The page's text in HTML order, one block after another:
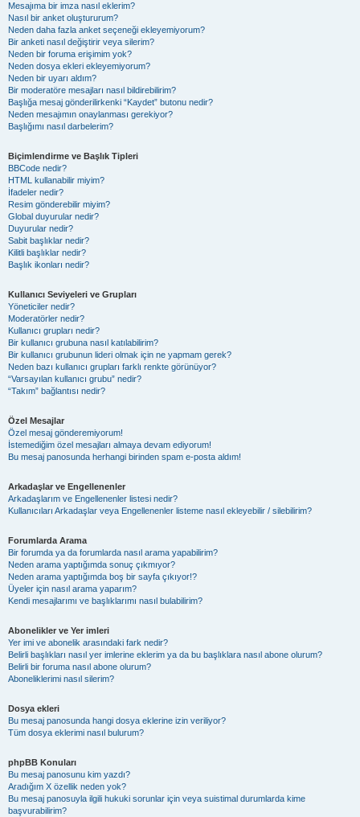
Mesajıma bir imza nasıl eklerim?
Nasıl bir anket oluştururum?
Neden daha fazla anket seçeneği ekleyemiyorum?
Bir anketi nasıl değiştirir veya silerim?
Neden bir foruma erişimim yok?
Neden dosya ekleri ekleyemiyorum?
Neden bir uyarı aldım?
Bir moderatöre mesajları nasıl bildirebilirim?
Başlığa mesaj gönderilirkenki “Kaydet” butonu nedir?
Neden mesajımın onaylanması gerekiyor?
Başlığımı nasıl darbelerim?
Biçimlendirme ve Başlık Tipleri
BBCode nedir?
HTML kullanabilir miyim?
İfadeler nedir?
Resim gönderebilir miyim?
Global duyurular nedir?
Duyurular nedir?
Sabit başlıklar nedir?
Kilitli başlıklar nedir?
Başlık ikonları nedir?
Kullanıcı Seviyeleri ve Grupları
Yöneticiler nedir?
Moderatörler nedir?
Kullanıcı grupları nedir?
Bir kullanıcı grubuna nasıl katılabilirim?
Bir kullanıcı grubunun lideri olmak için ne yapmam gerek?
Neden bazı kullanıcı grupları farklı renkte görünüyor?
“Varsayılan kullanıcı grubu” nedir?
“Takım” bağlantısı nedir?
Özel Mesajlar
Özel mesaj gönderemiyorum!
İstemediğim özel mesajları almaya devam ediyorum!
Bu mesaj panosunda herhangi birinden spam e-posta aldım!
Arkadaşlar ve Engellenenler
Arkadaşlarım ve Engellenenler listesi nedir?
Kullanıcıları Arkadaşlar veya Engellenenler listeme nasıl ekleyebilir / silebilirim?
Forumlarda Arama
Bir forumda ya da forumlarda nasıl arama yapabilirim?
Neden arama yaptığımda sonuç çıkmıyor?
Neden arama yaptığımda boş bir sayfa çıkıyor!?
Üyeler için nasıl arama yaparım?
Kendi mesajlarımı ve başlıklarımı nasıl bulabilirim?
Abonelikler ve Yer imleri
Yer imi ve abonelik arasındaki fark nedir?
Belirli başlıkları nasıl yer imlerine eklerim ya da bu başlıklara nasıl abone olurum?
Belirli bir foruma nasıl abone olurum?
Aboneliklerimi nasıl silerim?
Dosya ekleri
Bu mesaj panosunda hangi dosya eklerine izin veriliyor?
Tüm dosya eklerimi nasıl bulurum?
phpBB Konuları
Bu mesaj panosunu kim yazdı?
Aradığım X özellik neden yok?
Bu mesaj panosuyla ilgili hukuki sorunlar için veya suistimal durumlarda kime
başvurabilirim?